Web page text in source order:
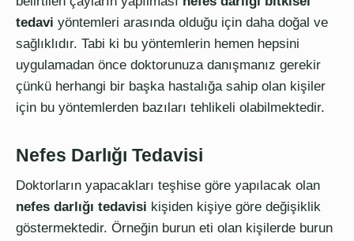
tedavi yöntemleri arasında olduğu için daha doğal ve
sağlıklıdır. Tabi ki bu yöntemlerin hemen hepsini
uygulamadan önce doktorunuza danışmanız gerekir
çünkü herhangi bir başka hastalığa sahip olan kişiler
için bu yöntemlerden bazıları tehlikeli olabilmektedir.
Nefes Darlığı Tedavisi
Doktorların yapacakları teşhise göre yapılacak olan
nefes darlığı tedavisi kişiden kişiye göre değişiklik
göstermektedir. Örneğin burun eti olan kişilerde burun